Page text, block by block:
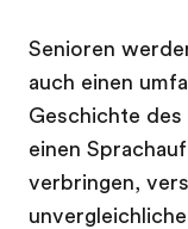
Senioren
auch einen
Geschichte
einen
verbringen,